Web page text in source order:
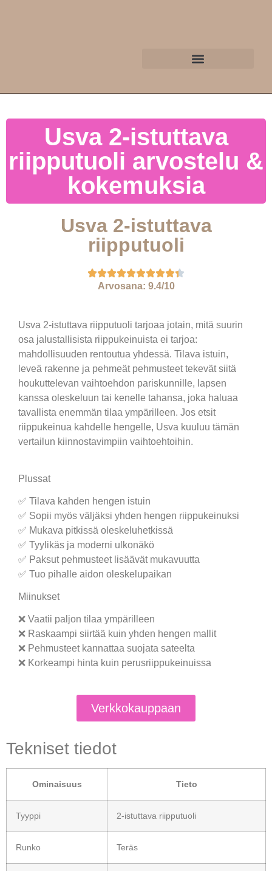
Usva 2-istuttava
riipputuoli arvostelu &
kokemuksia
Usva 2-istuttava
riipputuoli
Arvosana: 9.4/10
Usva 2-istuttava riipputuoli tarjoaa jotain, mitä suurin
osa jalustallisista riippukeinuista ei tarjoa:
mahdollisuuden rentoutua yhdessä. Tilava istuin,
leveä rakenne ja pehmeät pehmusteet tekevät siitä
houkuttelevan vaihtoehdon pariskunnille, lapsen
kanssa oleskeluun tai kenelle tahansa, joka haluaa
tavallista enemmän tilaa ympärilleen. Jos etsit
riippukeinua kahdelle hengelle, Usva kuuluu tämän
vertailun kiinnostavimpiin vaihtoehtoihin.
Plussat
✅ Tilava kahden hengen istuin
✅ Sopii myös väljäksi yhden hengen riippukeinuksi
✅ Mukava pitkissä oleskeluhetkissä
✅ Tyylikäs ja moderni ulkonäkö
✅ Paksut pehmusteet lisäävät mukavuutta
✅ Tuo pihalle aidon oleskelupaikan
Miinukset
❌ Vaatii paljon tilaa ympärilleen
❌ Raskaampi siirtää kuin yhden hengen mallit
❌ Pehmusteet kannattaa suojata sateelta
❌ Korkeampi hinta kuin perusriippukeinuissa
Verkkokauppaan
Tekniset tiedot
Ominaisuus Tieto
Tyyppi 2-istuttava riipputuoli
Runko Teräs